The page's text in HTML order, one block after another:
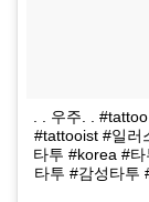
. . 우주. .
#tattooist #일러
타투 #korea #
타투 #감성타투